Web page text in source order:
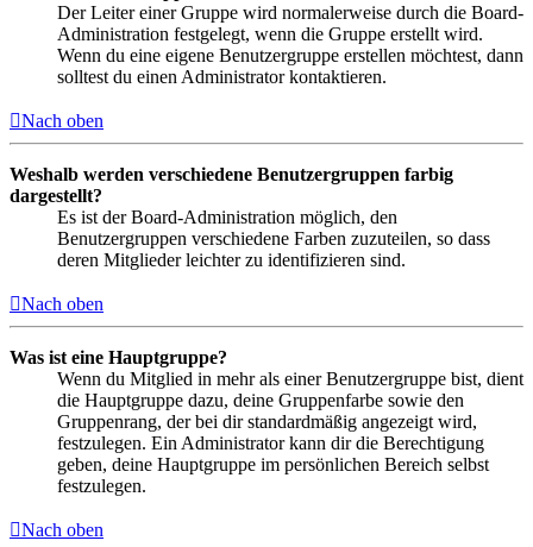
Der Leiter einer Gruppe wird normalerweise durch die Board-
Administration festgelegt, wenn die Gruppe erstellt wird.
Wenn du eine eigene Benutzergruppe erstellen möchtest, dann
solltest du einen Administrator kontaktieren.
Nach oben
Weshalb werden verschiedene Benutzergruppen farbig
dargestellt?
Es ist der Board-Administration möglich, den
Benutzergruppen verschiedene Farben zuzuteilen, so dass
deren Mitglieder leichter zu identifizieren sind.
Nach oben
Was ist eine Hauptgruppe?
Wenn du Mitglied in mehr als einer Benutzergruppe bist, dient
die Hauptgruppe dazu, deine Gruppenfarbe sowie den
Gruppenrang, der bei dir standardmäßig angezeigt wird,
festzulegen. Ein Administrator kann dir die Berechtigung
geben, deine Hauptgruppe im persönlichen Bereich selbst
festzulegen.
Nach oben